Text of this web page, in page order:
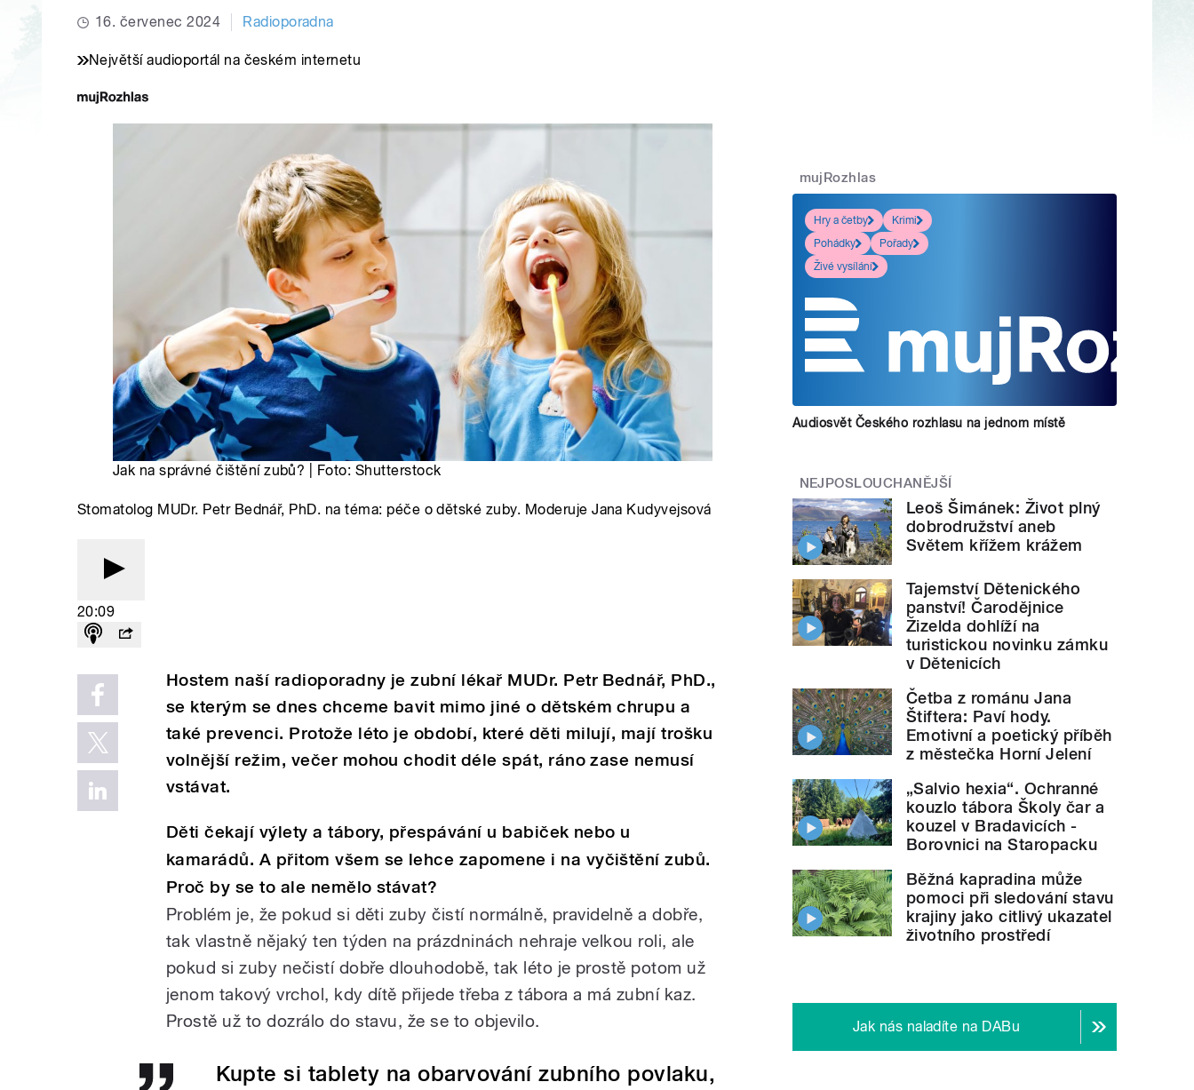
16. červenec 2024 Radioporadna
Největší audioportál na českém internetu
Jak na správné čištění zubů? | Foto: Shutterstock
Stomatolog MUDr. Petr Bednář, PhD. na téma: péče o dětské zuby. Moderuje Jana Kudyvejsová
20:09
Hostem naší radioporadny je zubní lékař MUDr. Petr Bednář, PhD.,
se kterým se dnes chceme bavit mimo jiné o dětském chrupu a
také prevenci. Protože léto je období, které děti milují, mají trošku
volnější režim, večer mohou chodit déle spát, ráno zase nemusí
vstávat.
Děti čekají výlety a tábory, přespávání u babiček nebo u
kamarádů. A přitom všem se lehce zapomene i na vyčištění zubů.
Proč by se to ale nemělo stávat?
Problém je, že pokud si děti zuby čistí normálně, pravidelně a dobře,
tak vlastně nějaký ten týden na prázdninách nehraje velkou roli, ale
pokud si zuby nečistí dobře dlouhodobě, tak léto je prostě potom už
jenom takový vrchol, kdy dítě přijede třeba z tábora a má zubní kaz.
Prostě už to dozrálo do stavu, že se to objevilo.
Kupte si tablety na obarvování zubního povlaku,
mujRozhlas
Hry a četby
Krimi
Pohádky
Pořady
Živé vysílání
Audiosvět Českého rozhlasu na jednom místě
NEJPOSLOUCHANĚJŠÍ
Leoš Šimánek: Život plný
dobrodružství aneb
Světem křížem krážem
Tajemství Dětenického
panství! Čarodějnice
Žizelda dohlíží na
turistickou novinku zámku
v Dětenicích
Četba z románu Jana
Štiftera: Paví hody.
Emotivní a poetický příběh
z městečka Horní Jelení
„Salvio hexia“. Ochranné
kouzlo tábora Školy čar a
kouzel v Bradavicích -
Borovnici na Staropacku
Běžná kapradina může
pomoci při sledování stavu
krajiny jako citlivý ukazatel
životního prostředí
Jak nás naladíte na DABu